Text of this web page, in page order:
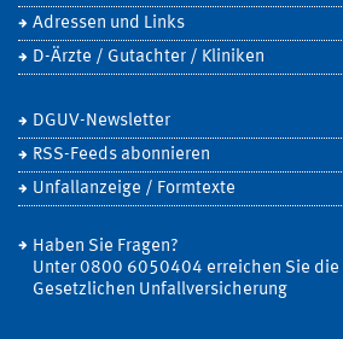
Adressen und Links
D-Ärzte / Gutachter / Kliniken
DGUV-Newsletter
RSS-Feeds abonnieren
Unfallanzeige / Formtexte
Haben Sie Fragen?
Unter 0800 6050404 erreichen Sie
Gesetzlichen Unfallversicherung